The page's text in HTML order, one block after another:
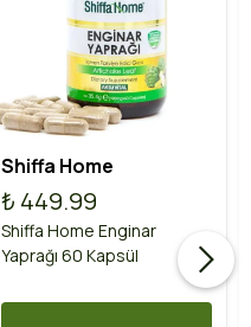
Shiffa Home
₺ 449.99
Shiffa Home Enginar
Yaprağı 60 Kapsül